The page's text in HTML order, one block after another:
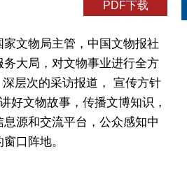
PDF下载
文物局主管，中国文物报社
大局，对文物事业进行全方
层次的采访报道， 宣传方针
好文物故事，传播文博知识，
源和交流平台，公众感知中
口阵地。